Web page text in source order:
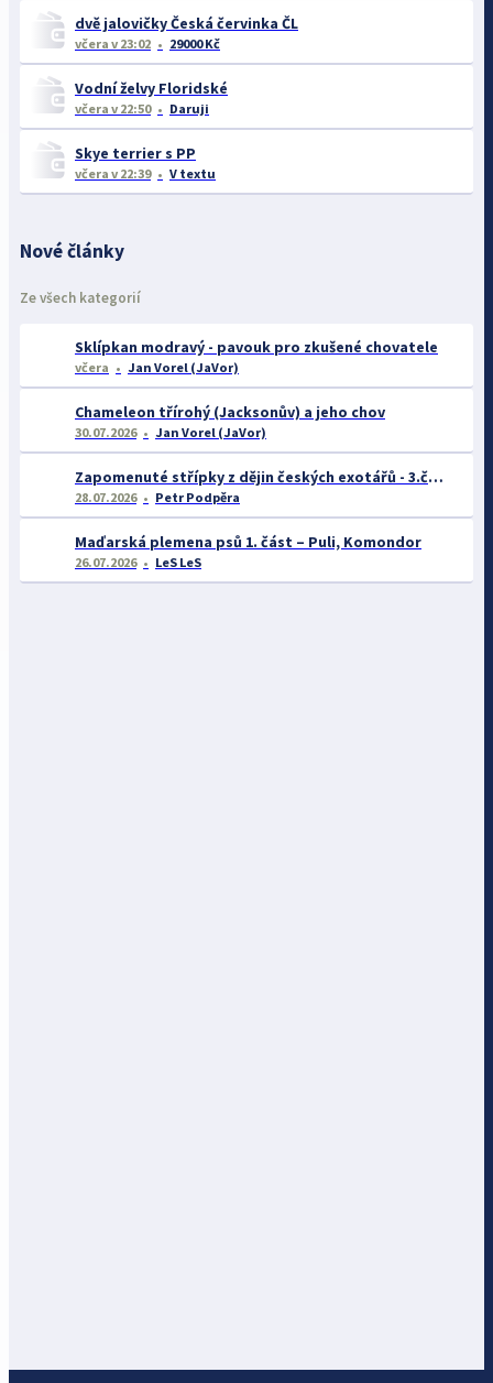
dvě jalovičky Česká červinka ČL
včera v 23:02 29000 Kč
Vodní želvy Floridské
včera v 22:50 Daruji
Skye terrier s PP
včera v 22:39 V textu
Nové články
Ze všech kategorií
Sklípkan modravý - pavouk pro zkušené chovatele
včera Jan Vorel (JaVor)
Chameleon třírohý (Jacksonův) a jeho chov
30.07.2026 Jan Vorel (JaVor)
Zapomenuté střípky z dějin českých exotářů - 3.část
28.07.2026 Petr Podpěra
Maďarská plemena psů 1. část – Puli, Komondor
26.07.2026 LeS LeS